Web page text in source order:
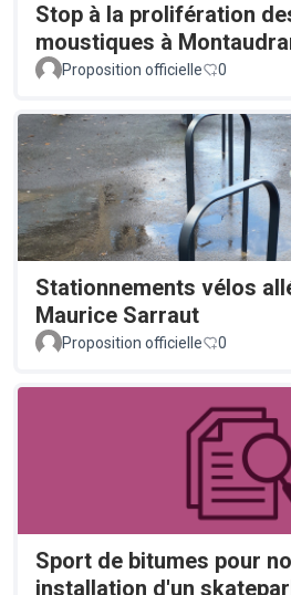
Stop à la prolifération
moustiques à
Proposition officielle 0
Stationnements vélos
Maurice Sarraut
Proposition officielle 0
Sport de bitumes pour
installation d'un